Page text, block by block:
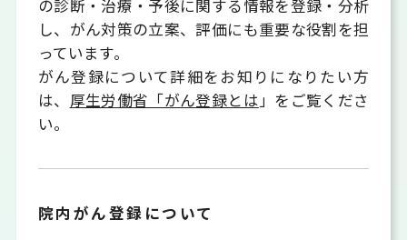
の診断・治療・予後に関する情報を登録・分析
し、がん対策の立案、評価にも重要な役割を担
っています。
がん登録について詳細をお知りになりたい方
は、 厚生労働省「がん登録とは」をご覧くださ
い。
院内がん登録について